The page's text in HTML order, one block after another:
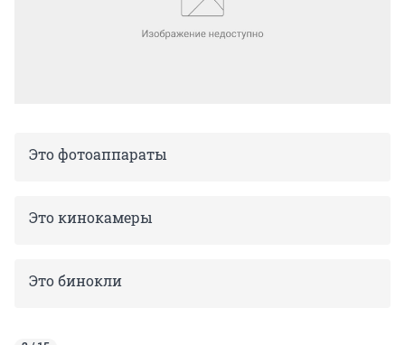
Это фотоаппараты
Это кинокамеры
Это бинокли